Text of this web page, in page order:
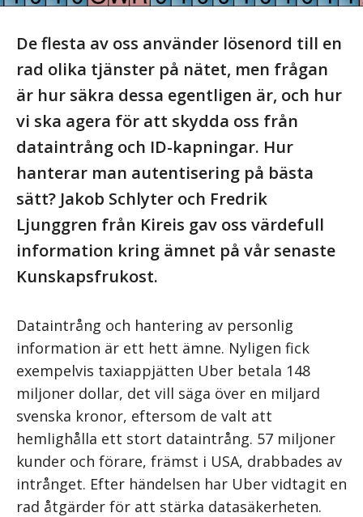
De flesta av oss använder lösenord till en
rad olika tjänster på nätet, men frågan
är hur säkra dessa egentligen är, och hur
vi ska agera för att skydda oss från
dataintrång och ID-kapningar. Hur
hanterar man autentisering på bästa
sätt? Jakob Schlyter och Fredrik
Ljunggren från Kireis gav oss värdefull
information kring ämnet på vår senaste
Kunskapsfrukost.
Dataintrång och hantering av personlig
information är ett hett ämne. Nyligen fick
exempelvis taxiappjätten Uber betala 148
miljoner dollar, det vill säga över en miljard
svenska kronor, eftersom de valt att
hemlighålla ett stort dataintrång. 57 miljoner
kunder och förare, främst i USA, drabbades av
intrånget. Efter händelsen har Uber vidtagit en
rad åtgärder för att stärka datasäkerheten.